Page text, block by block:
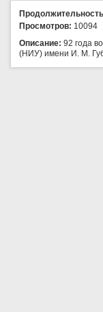
Просмотров: 10094
Описание: 92 года
(НИУ) имени И. М.